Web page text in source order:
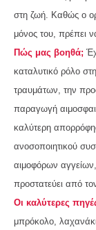
στη ζωή. Καθώς ο
μόνος του, πρέπει
Πώς μας βοηθά;
καταλυτικό ρόλο
τραυμάτων, την
παραγωγή
καλύτερη
ανοσοποιητικού
αιμοφόρων
προστατεύει από
Οι καλύτερες
μπρόκολο,